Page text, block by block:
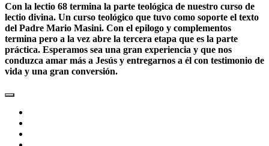
Con la lectio 68 termina la parte teológica de nuestro curso de
lectio divina. Un curso teológico que tuvo como soporte el texto
del Padre Mario Masini. Con el epilogo y complementos
termina pero a la vez abre la tercera etapa que es la parte
práctica. Esperamos sea una gran experiencia y que nos
conduzca amar más a Jesús y entregarnos a él con testimonio de
vida y una gran conversión.